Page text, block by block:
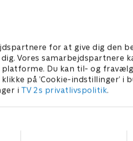
for at give dig den
Vores samarbejdspartnere
Du kan til- og
på ’Cookie-indstillinger’ i
i TV 2s privatlivspolitik.